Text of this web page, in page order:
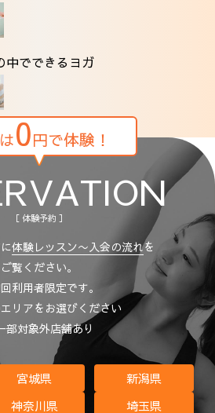
中でできるヨガ
0円で体験！
［ 体験予約 ］
体験レッスン〜入会の流れを
ご覧ください。
利用者限定です。
リアをお選びください
部対象外店舗あり
宮城県
新潟県
神奈川県 埼玉県